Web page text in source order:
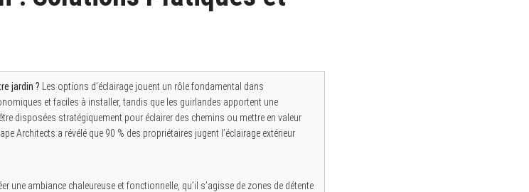
jardin ? Les options d’éclairage jouent un rôle fondamental dans
et faciles à installer, tandis que les guirlandes apportent une
disposées stratégiquement pour éclairer des chemins ou mettre en valeur
Architects a révélé que 90 % des propriétaires jugent l’éclairage extérieur
une ambiance chaleureuse et fonctionnelle, qu’il s’agisse de zones de détente